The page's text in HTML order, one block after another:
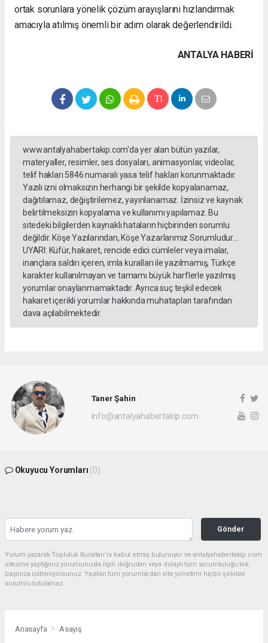
ortak sorunlara yönelik çözüm arayışlarını hızlandırmak
amacıyla atılmış önemli bir adım olarak değerlendirildi.
ANTALYA HABERİ
www.antalyahabertakip.com'da yer alan bütün yazılar,
materyaller, resimler, ses dosyaları, animasyonlar, videolar,
telif hakları 5846 numaralı yasa telif hakları korunmaktadır.
Yazılı izni olmaksızın herhangi bir şekilde kopyalanamaz,
dağıtılamaz, değiştirilemez, yayınlanamaz. İzinsiz ve kaynak
belirtilmeksizin kopyalama ve kullanımı yapılamaz. Bu
sitedeki bilgilerden kaynaklı hataların hiçbirinden sorumlu
değildir. Köşe Yazılarından, Köşe Yazarlarımız Sorumludur...
UYARI: Küfür, hakaret, rencide edici cümleler veya imalar,
inançlara saldırı içeren, imla kuralları ile yazılmamış, Türkçe
karakter kullanılmayan ve tamamı büyük harflerle yazılmış
yorumlar onaylanmamaktadır. Ayrıca suç teşkil edecek
hakaret içerikli yorumlar hakkında muhatapları tarafından
dava açılabilmektedir.
Taner Şahin
info@antalyahabertakip.com
Okuyucu Yorumları (0)
Gönder
Yorum yazarak Topluluk Kuralları’nı kabul etmiş bulunuyor ve antalyahabertakip.com
sitesine yaptığınız yorumunuzla ilgili doğrudan veya dolaylı tüm sorumluluğu tek
başınıza üstleniyorsunuz. Yazılan tüm yorumlardan site yönetimi hiçbir şekilde
sorumlu tutulamaz.
Anasayfa Asayiş